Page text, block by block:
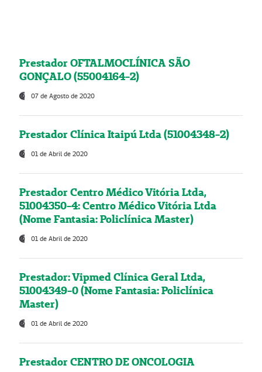
Prestador OFTALMOCLÍNICA SÃO
GONÇALO (55004164-2)
07 de Agosto de 2020
Prestador Clínica Itaipú Ltda (51004348-2)
01 de Abril de 2020
Prestador Centro Médico Vitória Ltda,
51004350-4: Centro Médico Vitória Ltda
(Nome Fantasia: Policlínica Master)
01 de Abril de 2020
Prestador: Vipmed Clínica Geral Ltda,
51004349-0 (Nome Fantasia: Policlínica
Master)
01 de Abril de 2020
Prestador CENTRO DE ONCOLOGIA